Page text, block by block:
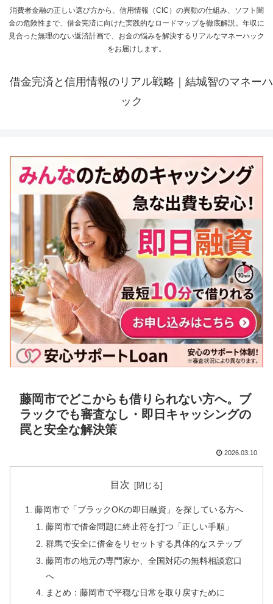
消費者金融の正しい選び方から、信用情報（CIC）の異動の仕組み、ソフト闇
金の危険性まで、借金完済に向けた実践的なロードマップを徹底解説。年収に
見合った無理のない返済計画で、お金の悩みを解決するリアルなマネーハック
をお届けします。
借金完済と信用情報のリアル戦略｜結城智のマネーハ
ック
藤岡市でどこからも借りられない方へ。ブ
ラックでも審査なし・即日キャッシングの
罠と安全な解決策
2026.03.10
目次
藤岡市で「ブラックOKの即日融資」を探している方へ
藤岡市で借金問題に終止符を打つ「正しい手順」
群馬で安全に借金をリセットする具体的なステップ
藤岡市の地元の専門家か、全国対応の無料相談窓口
へ
まとめ：藤岡市で平穏な日常を取り戻すために